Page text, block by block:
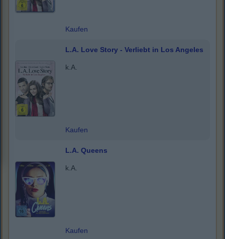
Kaufen
L.A. Love Story - Verliebt in Los Angeles
k.A.
Kaufen
L.A. Queens
k.A.
Kaufen